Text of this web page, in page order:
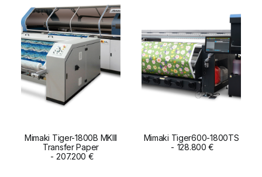
ADD TO CART
Mimaki Tiger-1800B MKIII
Transfer Paper
207.200 €
ADD TO CART
Mimaki Tiger600-1800TS
128.800€